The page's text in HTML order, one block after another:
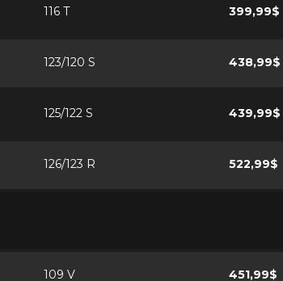
116 T 399,99$
123/120 S 438,99$
125/122 S 439,99$
126/123 R 522,99$
109 V 451,99$